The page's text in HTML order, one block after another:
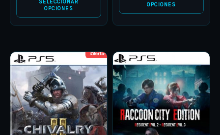
SELECCIONAR
OPCIONES
OPCIONES
¡Oferta!
Price
range:
ARS 9.000,00
through
ARS 11.000,00
This
product
has
multiple
variants.
The
range:
ARS
through
ARS
This
product
has
multiple
variants.